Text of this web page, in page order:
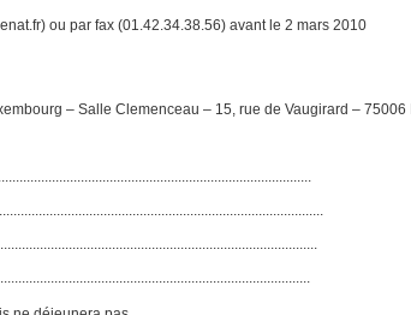
ou par fax (01.42.34.38.56) avant le 2 mars 2010
– Salle Clemenceau – 15, rue de Vaugirard – 75006